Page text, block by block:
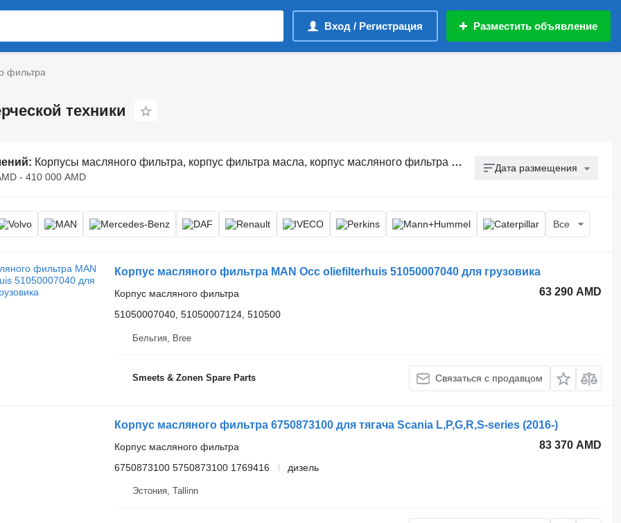
Вход / Регистрация Разместить объявление
фильтра
техники
Корпусы масляного фильтра, корпус фильтра масла, корпус масляного фильтра двигателя
- 410 000 AMD
Дата размещения
Все
Корпус масляного фильтра MAN Occ oliefilterhuis 51050007040 для грузовика
63 290 AMD
Корпус масляного фильтра
51050007040, 51050007124, 510500
Бельгия, Bree
Smeets & Zonen Spare Parts Связаться с продавцом
Корпус масляного фильтра 6750873100 для тягача Scania L,P,G,R,S-series (2016-)
83 370 AMD
Корпус масляного фильтра
6750873100 5750873100 1769416
дизель
Эстония, Tallinn